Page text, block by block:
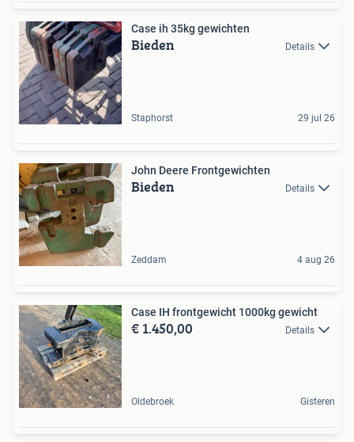
Case ih 35kg gewichten
Bieden Details
Staphorst 29 jul 26
John Deere Frontgewichten
Bieden Details
Zeddam 4 aug 26
Case IH frontgewicht 1000kg gewicht
€ 1.450,00 Details
Oldebroek Gisteren